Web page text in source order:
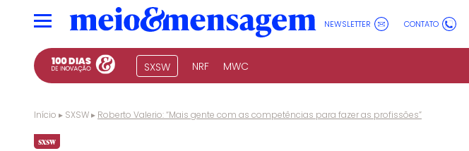
NEWSLETTER CONTATO
SXSW NRF MWC
Início ▸ SXSW▸ Roberto Valerio: “Mais gente com as competências para fazer as profissões”
sxsw